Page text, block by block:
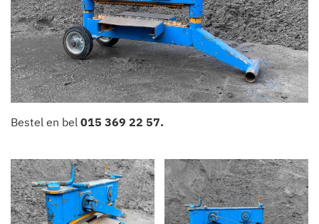
Bestel en bel 015 369 22 57.